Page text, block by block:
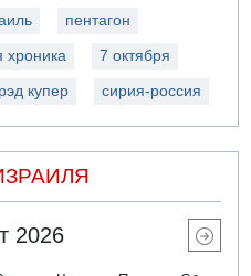
пентагон
хроника 7 октября
купер сирия-россия
2026